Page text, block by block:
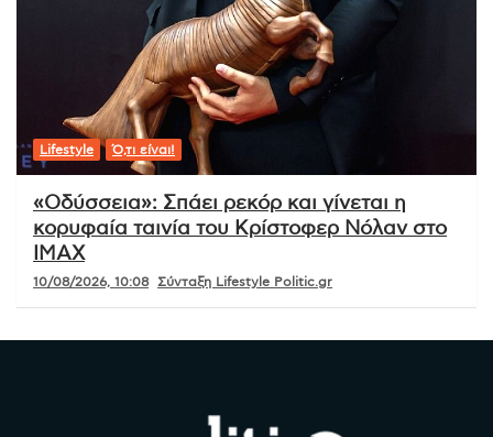
Lifestyle Ό,τι είναι!
«Οδύσσεια»: Σπάει ρεκόρ και γίνεται η
κορυφαία ταινία του Κρίστοφερ Νόλαν στο
IMAX
10/08/2026, 10:08 Σύνταξη Lifestyle Politic.gr